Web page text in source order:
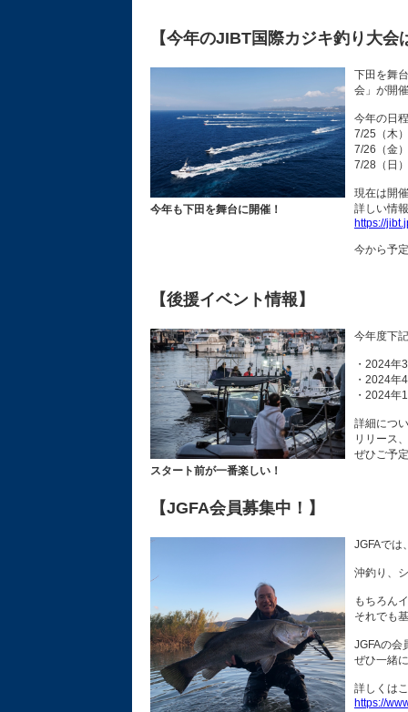
【今年のJIBT国際カジキ釣り大
今年も下田を舞台に開催！
下田を舞
会」が開
今年の日
7/25（木
7/26（金
7/28（日
現在は開
詳しい情
https://
今から予
【後援イベント情報】
スタート前が一番楽しい！
今年度下
・2024年
・2024年
・2024年
詳細につ
リリース
ぜひご予
【JGFA会員募集中！】
JGFAでは
沖釣り、
もちろん
それでも
JGFAの会
ぜひ一緒
詳しくは
https://